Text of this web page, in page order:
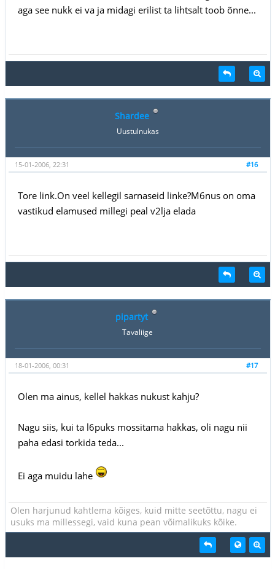
aga see nukk ei va ja midagi erilist ta lihtsalt toob õnne...
Shardee
Uustulnukas
#16
15-01-2006, 22:31
Tore link.On veel kellegil sarnaseid linke?M6nus on oma
vastikud elamused millegi peal v2lja elada
pipartyt
Tavaliige
#17
18-01-2006, 00:31
Olen ma ainus, kellel hakkas nukust kahju?
Nagu siis, kui ta l6puks mossitama hakkas, oli nagu nii
paha edasi torkida teda...
Ei aga muidu lahe
Olen harjunud kahtlema kõiges, kuid mitte seetõttu, nagu ei
usuks ma millessegi, vaid kuna pean võimalikuks kõike.